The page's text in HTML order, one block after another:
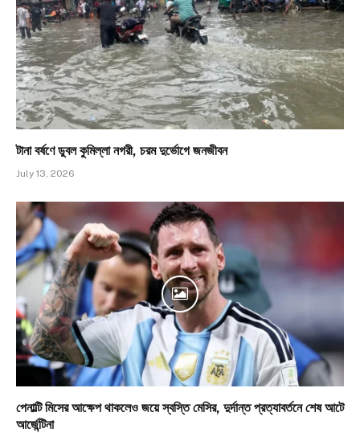
টানা বর্ষণে ডুবল কুমিল্লা নগরী, চরম দুর্ভোগে জনজীবন
July 13, 2026
পেনাল্টি মিসের আক্ষেপ থাকলেও জয়ে স্বস্তি মেসির, দুর্দান্ত প্রত্যাবর্তনে শেষ আটে
আর্জেন্টিনা